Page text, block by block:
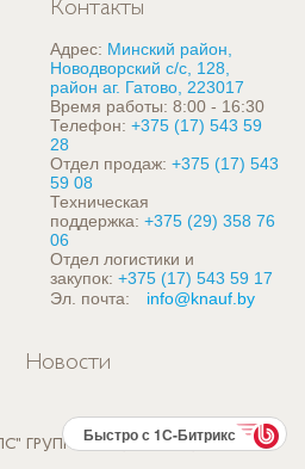
Контакты
Адрес: Минский район,
Новодворский с/с, 128,
район аг. Гатово, 223017
Время работы: 8:00 - 16:30
Телефон: +375 (17) 543 59
28
Отдел продаж: +375 (17) 543
59 08
Техническая
поддержка: +375 (29) 358 76
06
Отдел логистики и
закупок: +375 (17) 543 59 17
Эл. почта:
info@knauf.by
Новости
ГРУППА КНАУФ, РЕСПУБЛИКА
Быстро с 1С-Битрикс